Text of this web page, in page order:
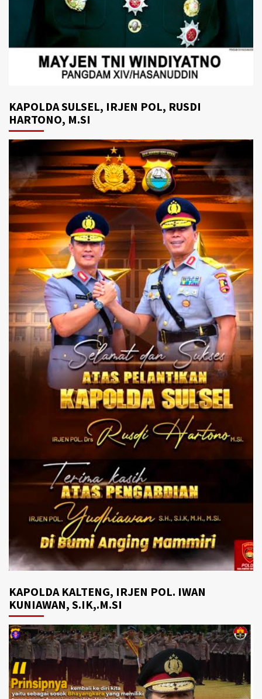
KAPOLDA SULSEL, IRJEN POL, RUSDI
HARTONO, M.SI
KAPOLDA KALTENG, IRJEN POL. IWAN
KUNIAWAN, S.IK,.M.SI